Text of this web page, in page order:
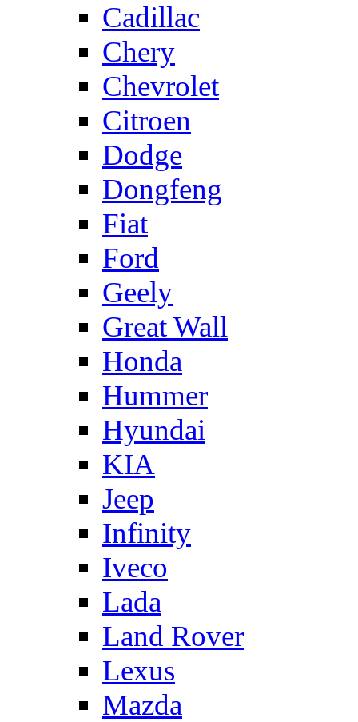
Cadillac
Chery
Chevrolet
Citroen
Dodge
Dongfeng
Fiat
Ford
Geely
Great Wall
Honda
Hummer
Hyundai
KIA
Jeep
Infinity
Iveco
Lada
Land Rover
Lexus
Mazda